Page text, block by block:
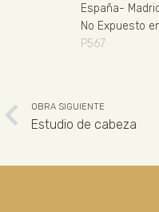
España-
No Expuesto
P567
OBRA SIGUIENTE
Estudio de cabeza